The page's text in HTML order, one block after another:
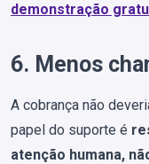
demonstração
6. Menos
A cobrança não
papel do suporte é
atenção humana,